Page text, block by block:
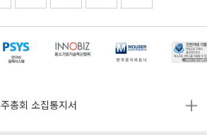
및 사용 정책 개편 안내]
용카드 무이자 행사 안내]
사용 정책 개편 안내]